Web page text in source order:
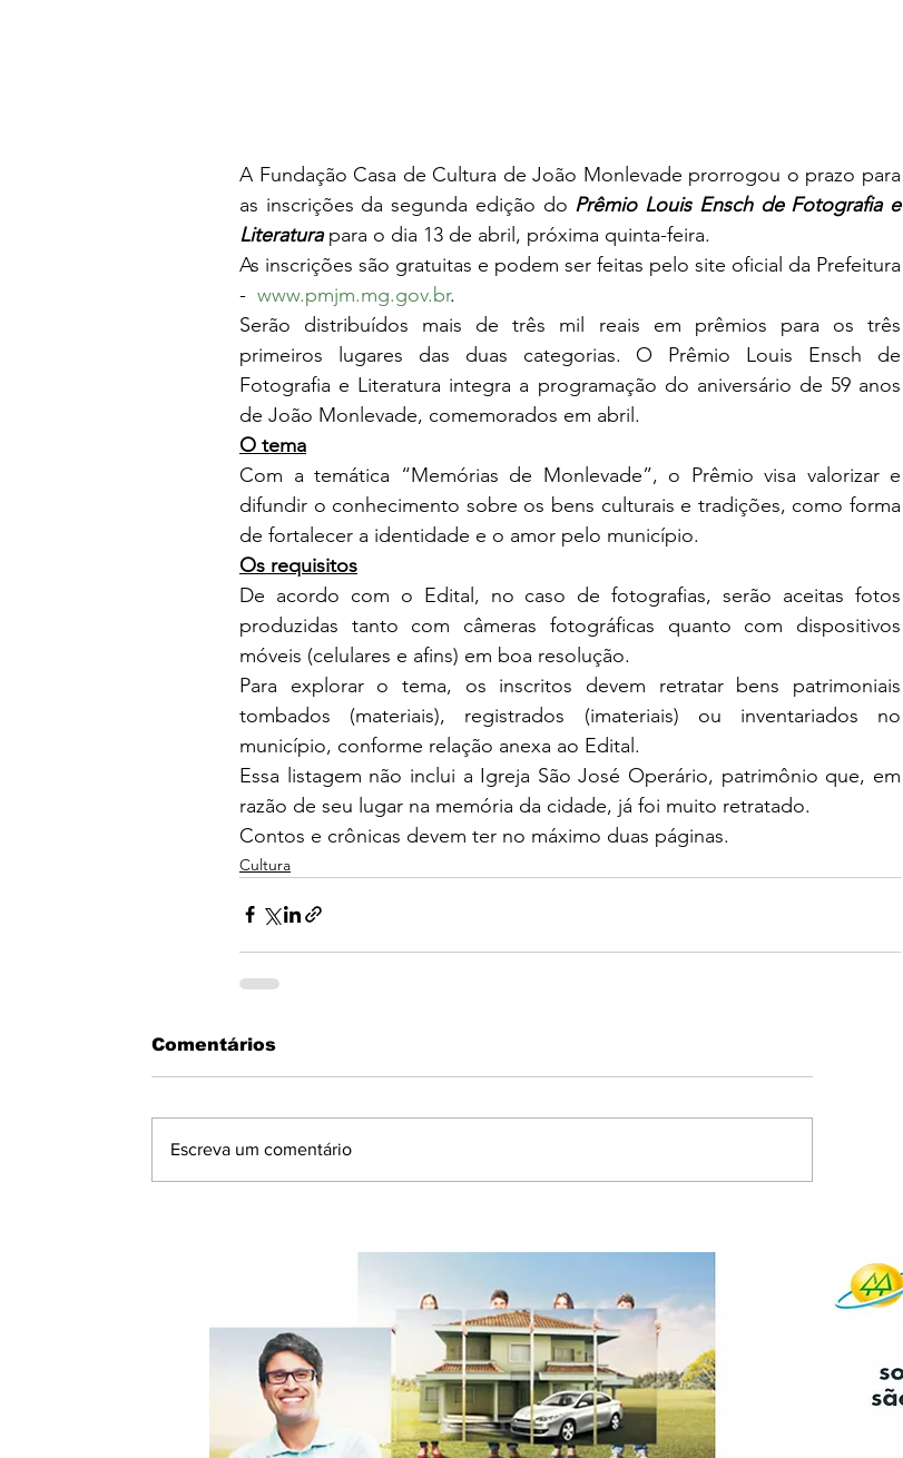
A Fundação Casa de Cultura de João Monlevade prorrogou o prazo para
as inscrições da segunda edição do Prêmio Louis Ensch de Fotografia e
Literatura para o dia 13 de abril, próxima quinta-feira.
As inscrições são gratuitas e podem ser feitas pelo site oficial da Prefeitura
- www.pmjm.mg.gov.br.
Serão distribuídos mais de três mil reais em prêmios para os três
primeiros lugares das duas categorias. O Prêmio Louis Ensch de
Fotografia e Literatura integra a programação do aniversário de 59 anos
de João Monlevade, comemorados em abril.
O tema
Com a temática “Memórias de Monlevade”, o Prêmio visa valorizar e
difundir o conhecimento sobre os bens culturais e tradições, como forma
de fortalecer a identidade e o amor pelo município.
Os requisitos
De acordo com o Edital, no caso de fotografias, serão aceitas fotos
produzidas tanto com câmeras fotográficas quanto com dispositivos
móveis (celulares e afins) em boa resolução.
Para explorar o tema, os inscritos devem retratar bens patrimoniais
tombados (materiais), registrados (imateriais) ou inventariados no
município, conforme relação anexa ao Edital.
Essa listagem não inclui a Igreja São José Operário, patrimônio que, em
razão de seu lugar na memória da cidade, já foi muito retratado.
Contos e crônicas devem ter no máximo duas páginas.
Cultura
Comentários
Escreva um comentário